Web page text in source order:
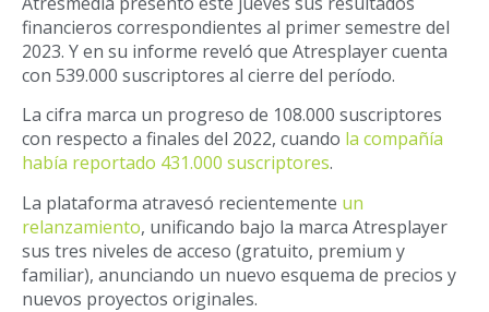
financieros correspondientes al primer semestre del
2023. Y en su informe reveló que Atresplayer cuenta
con 539.000 suscriptores al cierre del período.
La cifra marca un progreso de 108.000 suscriptores
con respecto a finales del 2022, cuando la compañía
había reportado 431.000 suscriptores.
La plataforma atravesó recientemente un
relanzamiento, unificando bajo la marca Atresplayer
sus tres niveles de acceso (gratuito, premium y
familiar), anunciando un nuevo esquema de precios y
nuevos proyectos originales.